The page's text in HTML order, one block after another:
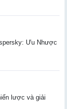
Ưu Nhược
lược và giải